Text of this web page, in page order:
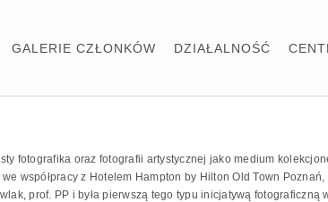
GALERIE CZŁONKÓW DZIAŁALNOŚĆ
fotografika oraz fotografii artystycznej jako medium
współpracy z Hotelem Hampton by Hilton Old Town
prof. PP i była pierwszą tego typu inicjatywą fotograficzną